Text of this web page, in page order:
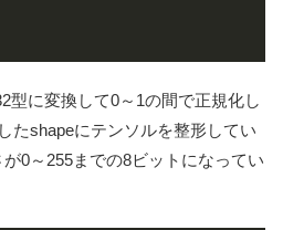
型に変換して0～1の間で正規化し
たshapeにテンソルを整形してい
0～255までの8ビットになってい